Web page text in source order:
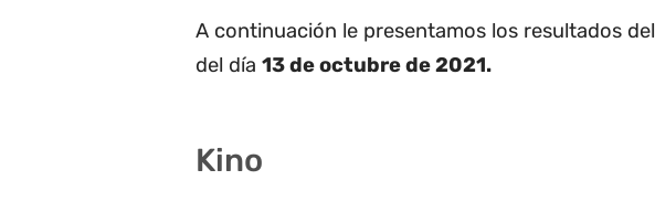
A continuación le presentamos los resultados del
del día 13 de octubre de 2021.
Kino